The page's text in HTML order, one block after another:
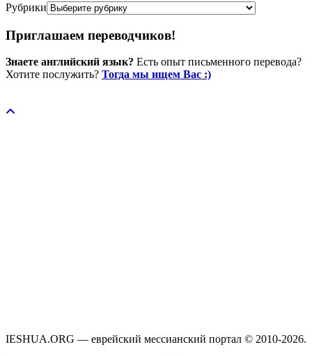
Рубрики
Приглашаем переводчиков!
Знаете английский язык? Есть опыт письменного перевода?
Хотите послужить? Тогда мы ищем Вас :)
IESHUA.ORG — еврейский мессианский портал © 2010-2026.